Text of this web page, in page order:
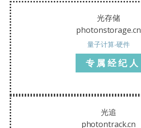
光存储
photonstorage.cn
量子计算-硬件
专属经纪人
光追
photontrack.cn